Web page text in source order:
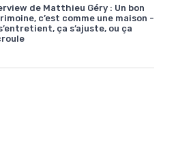
de Matthieu Géry : Un bon
c’est comme une maison -
ça s’ajuste, ou ça